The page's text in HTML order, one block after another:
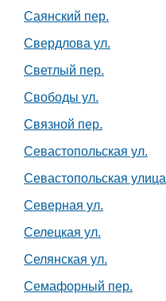
Саянский пер.
Свердлова ул.
Светлый пер.
Свободы ул.
Связной пер.
Севастопольская ул.
Севастопольская улица
Северная ул.
Селецкая ул.
Селянская ул.
Семафорный пер.